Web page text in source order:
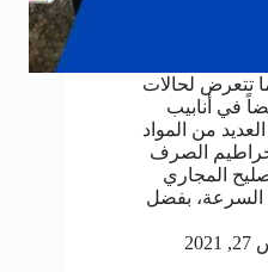
تتعرض لحالات
في أنابيب
من المواد
خراطيم الصرف
المجاري
السرعة، بفضل